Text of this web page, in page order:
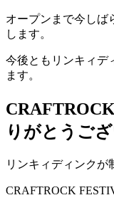
オープンまで今しば
します。
今後ともリンキィデ
ます。
りがとうご
リンキィディンクが
CRAFTROCK